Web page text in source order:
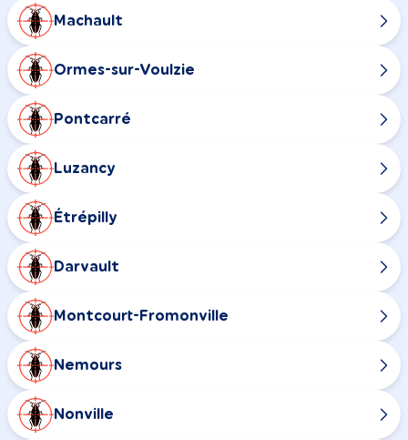
Machault
Ormes-sur-Voulzie
Pontcarré
Luzancy
Étrépilly
Darvault
Montcourt-Fromonville
Nemours
Nonville